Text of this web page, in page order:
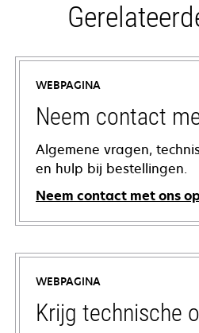
WEBPAGINA
Neem contact
Algemene vragen,
en hulp bij bestellingen.
Neem contact met ons
WEBPAGINA
Krijg technische